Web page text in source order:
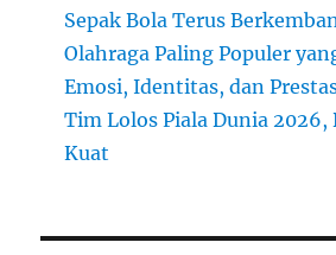
Sepak Bola Terus
Olahraga Paling Populer
Emosi, Identitas, dan
Tim Lolos Piala Dunia 2026,
Kuat